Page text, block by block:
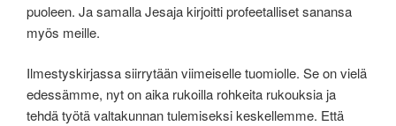
puoleen. Ja samalla Jesaja kirjoitti profeetalliset sanansa
myös meille.
Ilmestyskirjassa siirrytään viimeiselle tuomiolle. Se on vielä
edessämme, nyt on aika rukoilla rohkeita rukouksia ja
tehdä työtä valtakunnan tulemiseksi keskellemme. Että